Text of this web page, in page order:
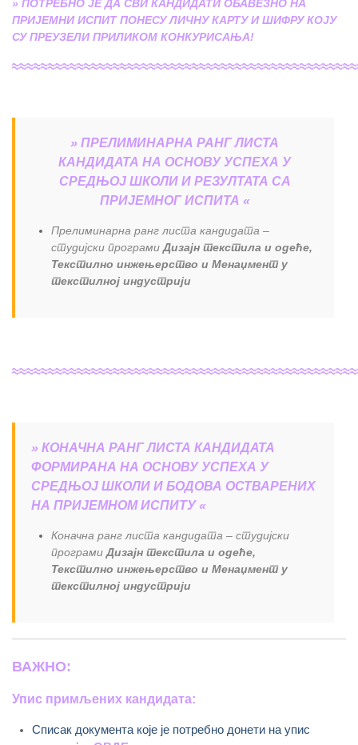
» ПОТРЕБНО ЈЕ ДА СВИ КАНДИДАТИ ОБАВЕЗНО НА
ПРИЈЕМНИ ИСПИТ ПОНЕСУ ЛИЧНУ КАРТУ И ШИФРУ КОЈУ
СУ ПРЕУЗЕЛИ ПРИЛИКОМ КОНКУРИСАЊА!
» ПРЕЛИМИНАРНА РАНГ ЛИСТА
КАНДИДАТА НА ОСНОВУ УСПЕХА У
СРЕДЊОЈ ШКОЛИ И РЕЗУЛТАТА СА
ПРИЈЕМНОГ ИСПИТА «
Прелиминарна ранг листа кандидата –
студијски програмиДизајн текстила и одеће,
Текстилно инжењерство и Менаџмент у
текстилној индустрији
» КОНАЧНА РАНГ ЛИСТА КАНДИДАТА
ФОРМИРАНА НА ОСНОВУ УСПЕХА У
СРЕДЊОЈ ШКОЛИ И БОДОВА ОСТВАРЕНИХ
НА ПРИЈЕМНОМ ИСПИТУ «
Коначна ранг листа кандидата – студијски
програмиДизајн текстила и одеће,
Текстилно инжењерство и Менаџмент у
текстилној индустрији
ВАЖНО:
Упис примљених кандидата:
Списак документа које је потребно донети на упис